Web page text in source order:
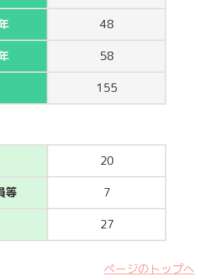
48
58
155
20
等 7
27
ページのトップへ